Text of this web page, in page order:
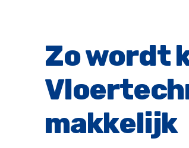
Zo wordt
makkelijk